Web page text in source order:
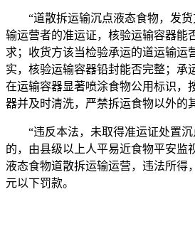
“道散拆运输沉点液态食物，发货
输运营者的准运证，核验运输容器能
求；收货方该当检验承运的道运输运
实，核验运输容器铅封能否完整；承
在运输容器显著喷涂食物公用标识，
器并及时清洗，严禁拆运食物以外的
“违反本法，未取得准运证处置沉
的，由县级以上人平易近食物平安监
液态食物道散拆运输运营，违法所得
元以下罚款。